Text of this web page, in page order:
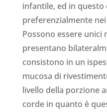
infantile, ed in questo
preferenzialmente
Possono essere unici
presentano
consistono in un
mucosa di
livello della porzione
corde in quanto è